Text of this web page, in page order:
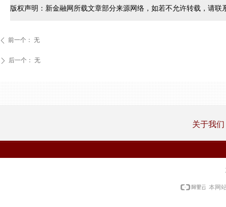
ꄴ 前一个： 无
ꄲ 后一个： 无
版权声明：新金融网所载文章部分来源网络，如若不允许转载，请联
关于我们
本网